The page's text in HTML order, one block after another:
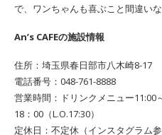
で、ワンちゃんも喜ぶこと間違い
An’s CAFEの施設情報
住所：埼玉県春日部市八木崎8-17
電話番号：048-761-8888
営業時間：ドリンクメニュー11:00
18：00（L.O.17:30）
定休日：不定休（インスタグラム参